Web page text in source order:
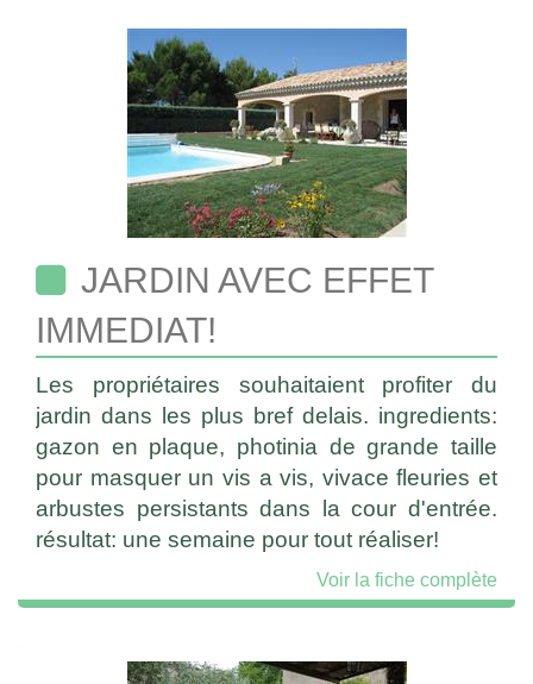
JARDIN AVEC EFFET
IMMEDIAT!
Les propriétaires souhaitaient profiter du
jardin dans les plus bref delais. ingredients:
gazon en plaque, photinia de grande taille
pour masquer un vis a vis, vivace fleuries et
arbustes persistants dans la cour d'entrée.
résultat: une semaine pour tout réaliser!
Voir la fiche complète